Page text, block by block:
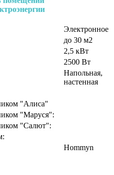
Электронное
до 30 м2
2,5 кВт
2500 Вт
Напольная,
настенная
"Алиса"
"Маруся":
"Салют":
Hommyn